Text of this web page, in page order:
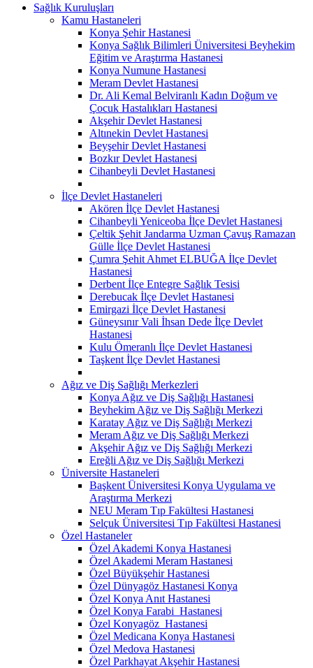
Sağlık Kuruluşları
Kamu Hastaneleri
Konya Şehir Hastanesi
Konya Sağlık Bilimleri Üniversitesi Beyhekim
Eğitim ve Araştırma Hastanesi
Konya Numune Hastanesi
Meram Devlet Hastanesi
Dr. Ali Kemal Belviranlı Kadın Doğum ve
Çocuk Hastalıkları Hastanesi
Akşehir Devlet Hastanesi
Altınekin Devlet Hastanesi
Beyşehir Devlet Hastanesi
Bozkır Devlet Hastanesi
Cihanbeyli Devlet Hastanesi
İlçe Devlet Hastaneleri
Akören İlçe Devlet Hastanesi
Cihanbeyli Yeniceoba İlçe Devlet Hastanesi
Çeltik Şehit Jandarma Uzman Çavuş Ramazan
Gülle İlçe Devlet Hastanesi
Çumra Şehit Ahmet ELBUĞA İlçe Devlet
Hastanesi
Derbent İlçe Entegre Sağlık Tesisi
Derebucak İlçe Devlet Hastanesi
Emirgazi İlçe Devlet Hastanesi
Güneysınır Vali İhsan Dede İlçe Devlet
Hastanesi
Kulu Ömeranlı İlçe Devlet Hastanesi
Taşkent İlçe Devlet Hastanesi
Ağız ve Diş Sağlığı Merkezleri
Konya Ağız ve Diş Sağlığı Hastanesi
Beyhekim Ağız ve Diş Sağlığı Merkezi
Karatay Ağız ve Diş Sağlığı Merkezi
Meram Ağız ve Diş Sağlığı Merkezi
Akşehir Ağız ve Diş Sağlığı Merkezi
Ereğli Ağız ve Diş Sağlığı Merkezi
Üniversite Hastaneleri
Başkent Üniversitesi Konya Uygulama ve
Araştırma Merkezi
NEU Meram Tıp Fakültesi Hastanesi
Selçuk Üniversitesi Tıp Fakültesi Hastanesi
Özel Hastaneler
Özel Akademi Konya Hastanesi
Özel Akademi Meram Hastanesi
Özel Büyükşehir Hastanesi
Özel Dünyagöz Hastanesi Konya
Özel Konya Anıt Hastanesi
Özel Konya Farabi Hastanesi
Özel Konyagöz Hastanesi
Özel Medicana Konya Hastanesi
Özel Medova Hastanesi
Özel Parkhayat Akşehir Hastanesi